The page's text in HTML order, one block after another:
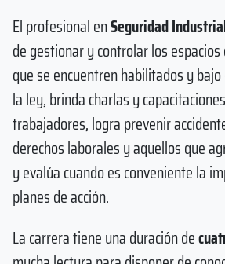
El profesional enSeguridad
de gestionar y controlar los
que se encuentren habilitados y
la ley, brinda charlas y
trabajadores, logra prevenir
derechos laborales y aquellos que
y evalúa cuando es conveniente la
planes de acción.
La carrera tiene una duración de